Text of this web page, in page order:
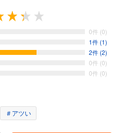
は寮で立ち直れるのか/親子関係の修
への道すじ
こと
/「我が家のスタンス」を決める/子ど
ゲーム依存気味になったら
0件 (0)
1件 (1)
2件 (2)
0件 (0)
0件 (0)
＃アツい